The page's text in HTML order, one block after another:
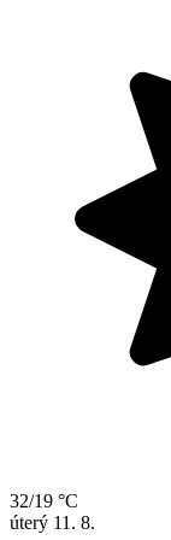
32/19 °C
úterý 11. 8.